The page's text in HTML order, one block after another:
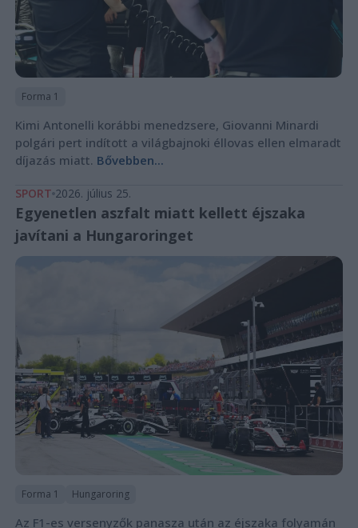
Forma 1
Kimi Antonelli korábbi menedzsere, Giovanni Minardi
polgári pert indított a világbajnoki éllovas ellen elmaradt
díjazás miatt. Bővebben...
SPORT 2026. július 25.
Egyenetlen aszfalt miatt kellett éjszaka
javítani a Hungaroringet
Forma 1 Hungaroring
Az F1-es versenyzők panasza után az éjszaka folyamán